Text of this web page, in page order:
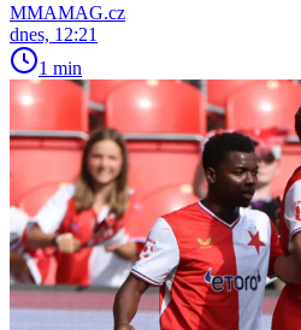
MMAMAG.cz
dnes, 12:21
1 min